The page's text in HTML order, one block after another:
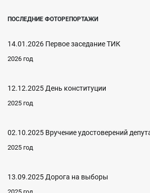
ПОСЛЕДНИЕ ФОТОРЕПОРТАЖИ
14.01.2026 Первое заседание ТИК
2026 год
12.12.2025 День конституции
2025 год
02.10.2025 Вручение удостоверений
2025 год
13.09.2025 Дорога на выборы